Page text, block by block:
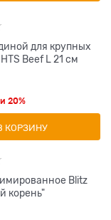
для крупных
Beef L 21 см
20%
КОРЗИНУ
Blitz
корень"